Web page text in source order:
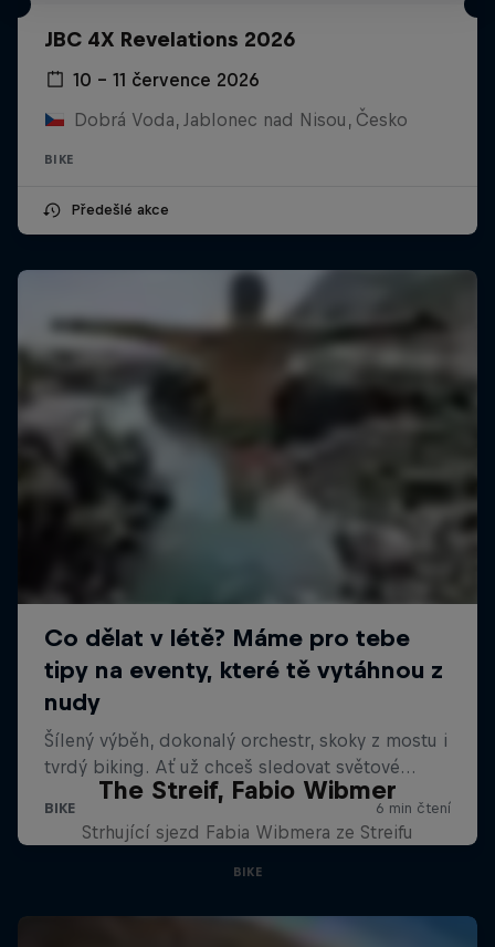
JBC 4X Revelations 2026
10 – 11 července 2026
Dobrá Voda, Jablonec nad Nisou, Česko
BIKE
Předešlé akce
The Streif, Fabio Wibmer
Strhující sjezd Fabia Wibmera ze Streifu
BIKE